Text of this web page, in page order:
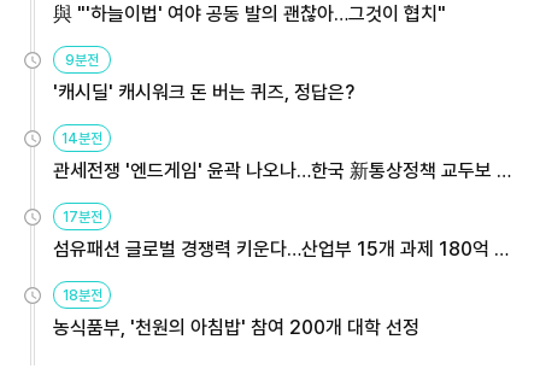
與 "'하늘이법' 여야 공동 발의 괜찮아…그것이 협치"
9분전
'캐시딜' 캐시워크 돈 버는 퀴즈, 정답은?
14분전
관세전쟁 '엔드게임' 윤곽 나오나…한국 新통상정책 교두보 활
17분전
섬유패션 글로벌 경쟁력 키운다…산업부 15개 과제 180억 지
18분전
농식품부, '천원의 아침밥' 참여 200개 대학 선정